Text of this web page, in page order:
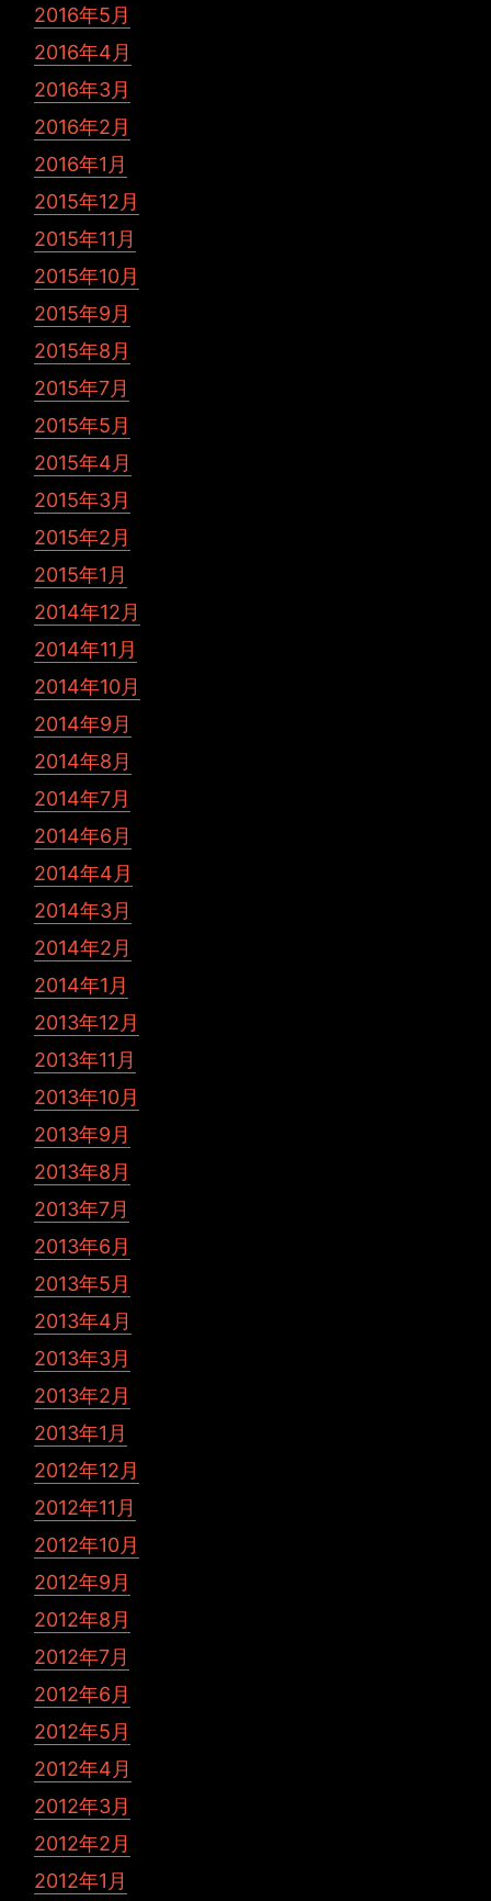
2016年5月
2016年4月
2016年3月
2016年2月
2016年1月
2015年12月
2015年11月
2015年10月
2015年9月
2015年8月
2015年7月
2015年5月
2015年4月
2015年3月
2015年2月
2015年1月
2014年12月
2014年11月
2014年10月
2014年9月
2014年8月
2014年7月
2014年6月
2014年4月
2014年3月
2014年2月
2014年1月
2013年12月
2013年11月
2013年10月
2013年9月
2013年8月
2013年7月
2013年6月
2013年5月
2013年4月
2013年3月
2013年2月
2013年1月
2012年12月
2012年11月
2012年10月
2012年9月
2012年8月
2012年7月
2012年6月
2012年5月
2012年4月
2012年3月
2012年2月
2012年1月